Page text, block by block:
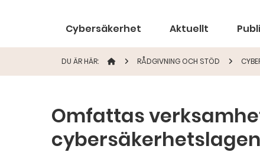
Cybersäkerhet Aktuellt
DU ÄR HÄR: STARTSIDANRÅDGIVNING OCH STÖD
Omfattas
cybersäkerhetslagen